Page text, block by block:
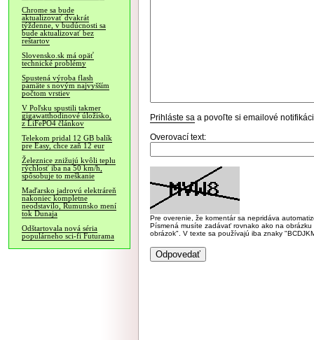
Chrome sa bude
aktualizovať dvakrát
týždenne, v budúcnosti sa
bude aktualizovať bez
reštartov
Slovensko.sk má opäť
technické problémy
Spustená výroba flash
pamäte s novým najvyšším
počtom vrstiev
V Poľsku spustili takmer
gigawatthodinové úložisko,
z LiFePO4 článkov
Telekom pridal 12 GB balík
pre Easy, chce zaň 12 eur
Železnice znižujú kvôli teplu
rýchlosť iba na 50 km/h,
spôsobuje to meškanie
Maďarsko jadrovú elektráreň
nakoniec kompletne
neodstavilo, Rumunsko mení
tok Dunaja
Odštartovala nová séria
populárneho sci-fi Futurama
Prihláste sa a povoľte si emailové
Overovací text:
Pre overenie, že komentár sa nepridáva
Písmená musíte zadávať rovnako ako na
obrázok". V texte sa používajú iba znaky